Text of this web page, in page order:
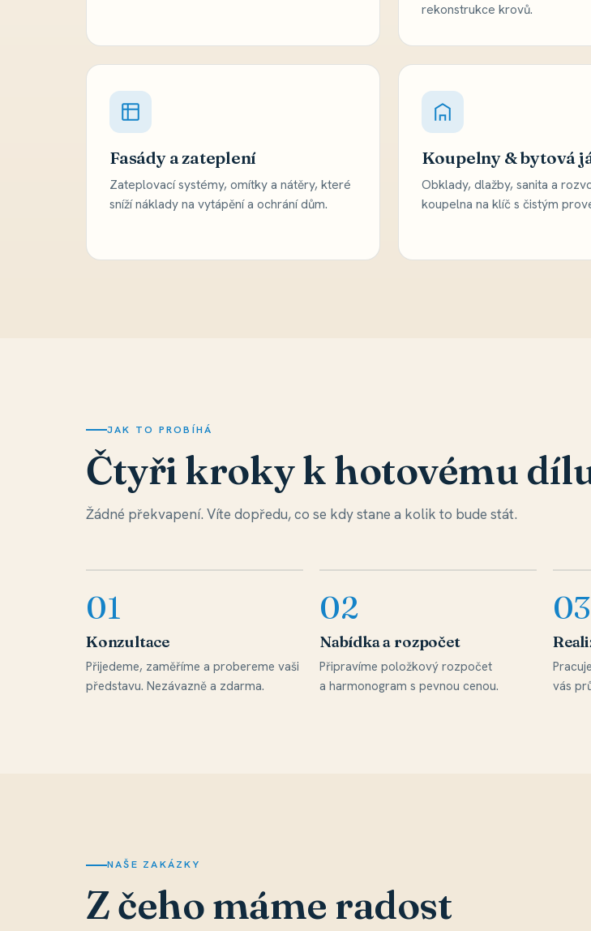
rekonstrukce krovů.
Fasády a zateplení
Zateplovací systémy, omítky a nátěry, které
sníží náklady na vytápění a ochrání dům.
Koupelny & bytová
Obklady, dlažby, sanita a
koupelna na klíč s čistým
JAK TO PROBÍHÁ
Čtyři kroky k hotovému
Žádné překvapení. Víte dopředu, co se kdy stane a kolik to bude stát.
Konzultace
Přijedeme, zaměříme a probereme vaši
představu. Nezávazně a zdarma.
Nabídka a rozpočet
Připravíme položkový rozpočet
a harmonogram s pevnou cenou.
vás
NAŠE ZAKÁZKY
Z čeho máme radost